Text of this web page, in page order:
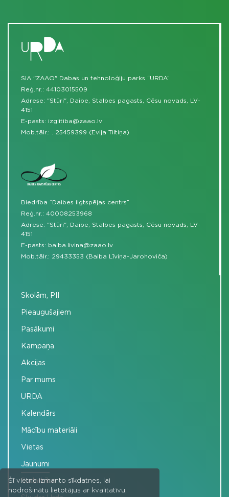
Šī vietne izmanto sīkdatnes, lai
nodrošinātu lietotājus ar kvalitatīvu,
SIA "ZAAO" Dabas un tehnoloģiju parks “URDA”
Reģ.nr.: 44103015509
Adrese: "Stūri", Daibe, Stalbes pagasts, Cēsu novads, LV-
4151
E-pasts: izglitiba@zaao.lv
Mob.tālr.:
25459399 (Evija Tiltiņa)
Biedrība “Daibes ilgtspējas centrs”
Reģ.nr.: 40008253968
Adrese: "Stūri", Daibe, Stalbes pagasts, Cēsu novads, LV-
4151
E-pasts: baiba.livina@zaao.lv
Mob.tālr.: 29433353 (Baiba Līviņa-Jarohoviča)
Skolām, PII
Pieaugušajiem
Pasākumi
Kampaņa
Akcijas
Par mums
URDA
Kalendārs
Mācību materiāli
Vietas
Jaunumi
Sadarbība